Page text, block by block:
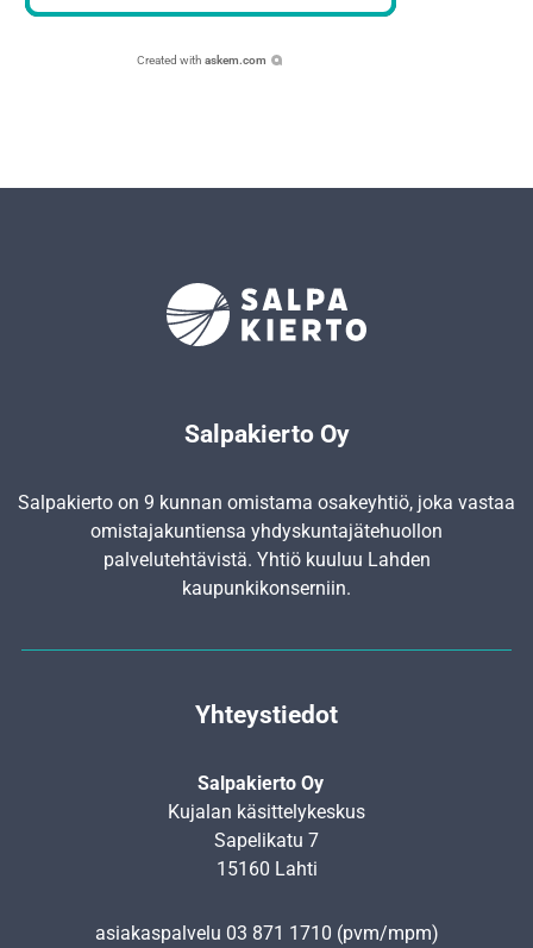
Created with askem.com
Salpakierto Oy
Salpakierto on 9 kunnan omistama osakeyhtiö, joka vastaa
omistajakuntiensa yhdyskunta­jätehuollon
palvelutehtävistä. Yhtiö kuuluu Lahden
kaupunkikonserniin.
Yhteystiedot
Salpakierto Oy
Kujalan käsittelykeskus
Sapelikatu 7
15160 Lahti
asiakaspalvelu 03 871 1710 (pvm/mpm)